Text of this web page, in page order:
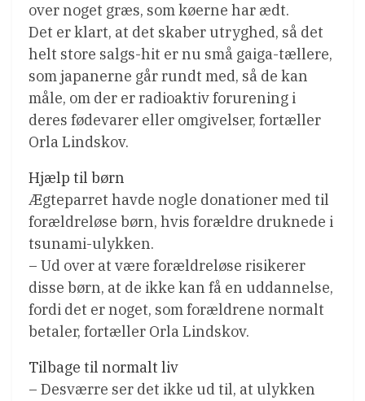
over noget græs, som køerne har ædt.
Det er klart, at det skaber utryghed, så det
helt store salgs-hit er nu små gaiga-tællere,
som japanerne går rundt med, så de kan
måle, om der er radioaktiv forurening i
deres fødevarer eller omgivelser, fortæller
Orla Lindskov.
Hjælp til børn
Ægteparret havde nogle donationer med til
forældreløse børn, hvis forældre druknede i
tsunami-ulykken.
– Ud over at være forældreløse risikerer
disse børn, at de ikke kan få en uddannelse,
fordi det er noget, som forældrene normalt
betaler, fortæller Orla Lindskov.
Tilbage til normalt liv
– Desværre ser det ikke ud til, at ulykken